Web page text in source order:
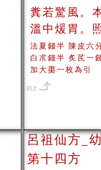
糞若驚風。
溫中煖胃。
法夏錢半 陳皮六
白朮錢半 炙芪一
加大棗一枚為引
呂祖仙方_
第十四方